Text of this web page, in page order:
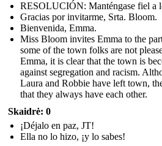
RESOLUCIÓN: Manténgase fiel a
Gracias por invitarme, Srta. Bloom.
Bienvenida, Emma.
Miss Bloom invites Emma to the
some of the town folks are not
Emma, it is clear that the town is
against segregation and racism.
Laura and Robbie have left town,
that they always have each other.
Skaidrė: 0
¡Déjalo en paz, JT!
Ella no lo hizo, ¡y lo sabes!